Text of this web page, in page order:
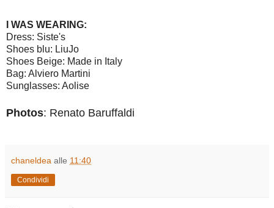
I WAS WEARING:
Dress: Siste's
Shoes blu: LiuJo
Shoes Beige: Made in Italy
Bag: Alviero Martini
Sunglasses: Aolise
Photos: Renato Baruffaldi
chaneldea alle 11:40
Condividi